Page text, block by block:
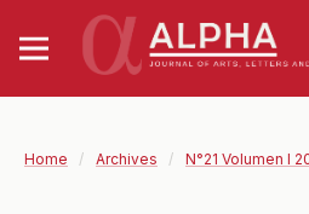
Home / Archives / N°21 Volumen I